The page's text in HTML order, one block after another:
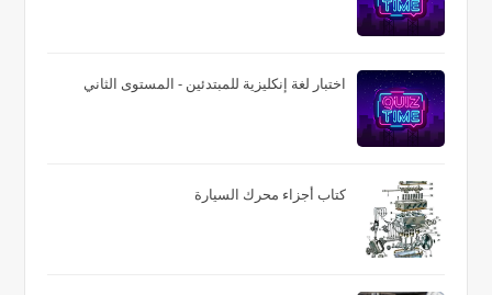
اختبار لغة إنكليزية للمبتدئين - المستوى الثاني
كتاب أجزاء محرك السيارة